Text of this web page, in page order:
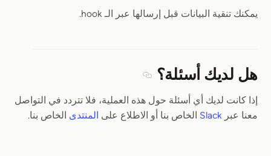
يمكنك تنقية البيانات قبل إرسالها عبر الـ hook.
هل لديك أسئلة؟
إذا كانت لديك أي أسئلة حول هذه العملية، فلا تتردد في التواصل
معنا عبر Slack الخاص بنا أو الاطلاع على المنتدى الخاص بنا.